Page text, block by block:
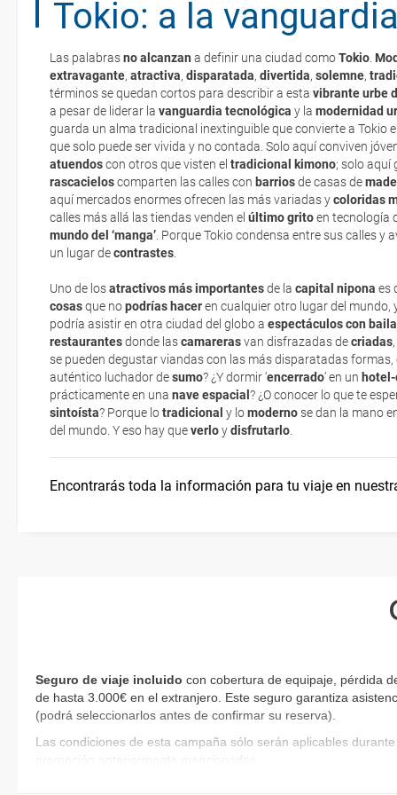
Tokio: a la vanguardia
Las palabrasno alcanzan a definir una ciudad comoTokio
extravagante, atractiva, disparatada, divertida, solemne,
términos se quedan cortos para describir a esta vibranteurbe
a pesar de liderar la vanguardia tecnológica y la modernidad
guarda un alma tradicional inextinguible que convierte a Tokio
que solo puede ser vivida y no contada. Solo aquí conviven
atuendoscon otros que visten el tradicional kimono; solo aquí
rascacieloscomparten las calles con barriosde casas de
aquí mercados enormes ofrecen las más variadas ycoloridas
calles más allá las tiendas venden el últimogritoen tecnología
mundo del ‘manga’ . Porque Tokio condensa entre sus calles y
un lugar decontrastes
Uno de losatractivos más importantesde la capital nipona es
cosasque nopodrías haceren cualquier otro lugar del mundo,
podría asistir en otra ciudad del globo a espectáculoscon
restaurantesdonde lascamarerasvan disfrazadas decriadas
se pueden degustar viandas con las más disparatadas
auténtico luchador desumo? ¿Y dormir ‘encerrado’ en un
prácticamente en una nave espacial ? ¿O conocer lo que te
sintoísta? Porque lotradicional y lomoderno se dan la mano
del mundo. Y eso hay queverloydisfrutarlo
Encontrarás toda la información para tu viaje en
Sushi
Soba
Asakusa/Sumida/Oshiage
Roppongi
Organiza tu viaje
Documentación
Moneda
La documentación de tu reserva te será enviada por mail en el
esté realizado completamente.
Respecto a las tarjetas de embarque, casi todas las compañías
electrónicos por lo que podrás obtenerlas directamente en los
realizando el check-in por su web.
Eso sí, deberás estar atento si viajas con una compañía low cost,
exigen la presentación de la tarjeta de embarque (que deberás
no te carguen un suplemento extra en el mismo aeropuerto.
te enviaremos la documentación de tu reserva alrededor de 10
imprimir y llevar contigo en el viaje.
Esta documentación te será requerida en el mostrador de la
check-in el día de la salida.
Seguro de viaje incluido con cobertura de equipaje, pérdida
de hasta 3.000€ en el extranjero. Este seguro garantiza
(podrá seleccionarlos antes de confirmar su reserva)
Las condiciones de esta campaña sólo serán aplicables
promoción anteriormente mencionadas.